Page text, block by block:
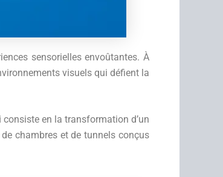
sensorielles envoûtantes. À
visuels qui défient la
en la transformation d’un
chambres et de tunnels conçus